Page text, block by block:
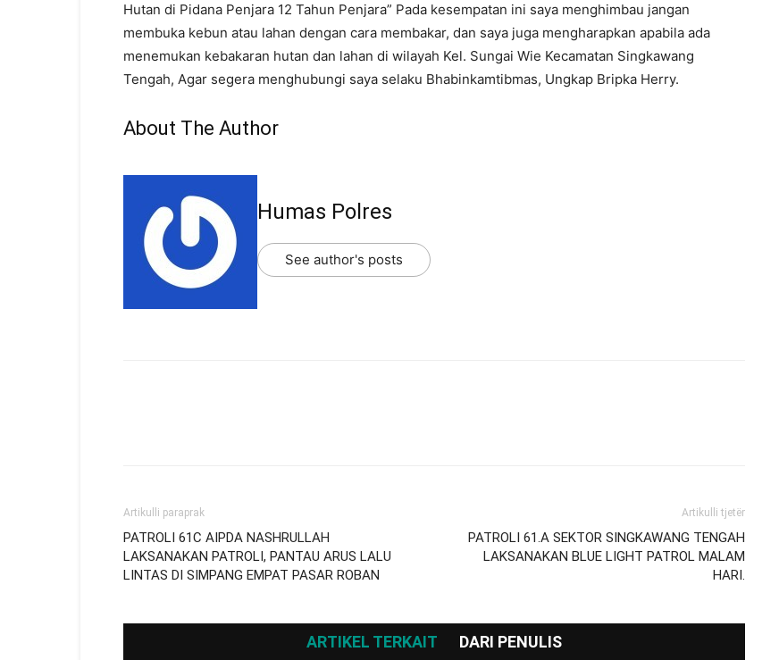
Hutan di Pidana Penjara 12 Tahun Penjara” Pada kesempatan ini saya menghimbau jangan
membuka kebun atau lahan dengan cara membakar, dan saya juga mengharapkan apabila ada
menemukan kebakaran hutan dan lahan di wilayah Kel. Sungai Wie Kecamatan Singkawang
Tengah, Agar segera menghubungi saya selaku Bhabinkamtibmas, Ungkap Bripka Herry.
About The Author
Humas Polres
See author's posts
Artikulli paraprak
PATROLI 61C AIPDA NASHRULLAH
LAKSANAKAN PATROLI, PANTAU ARUS LALU
LINTAS DI SIMPANG EMPAT PASAR ROBAN
Artikulli tjetër
PATROLI 61.A SEKTOR SINGKAWANG TENGAH
LAKSANAKAN BLUE LIGHT PATROL MALAM
HARI.
ARTIKEL TERKAIT DARI PENULIS